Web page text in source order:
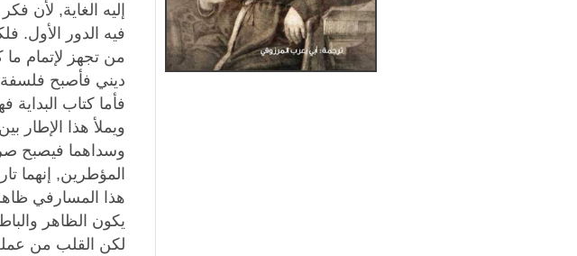
إليه الغاية, لأن
فيه الدور الأول.
من تجهز لإتمام
ديني فأصبح فلسفة
فأما كتاب
ويملأ هذا الإطار
وسداهما فيصبح
المؤطرين, إنهما
هذا المسارفي
يكون الظاهر
لكن القلب من